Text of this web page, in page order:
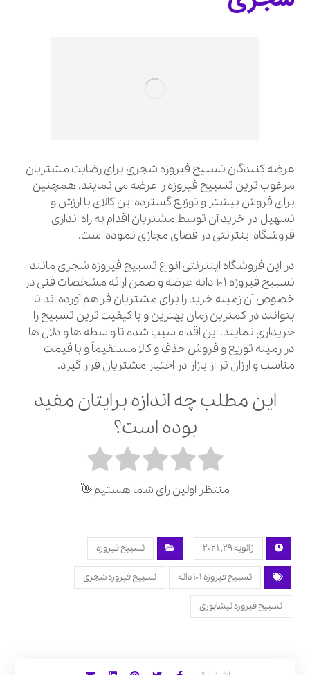
عرضه کنندگان تسبیح فیروزه شجری برای رضایت مشتریان
مرغوب ترین تسبیح فیروزه را عرضه می نمایند. همچنین
برای فروش بیشتر و توزیع گسترده این کالای با ارزش و
تسهیل در خرید آن توسط مشتریان اقدام به راه اندازی
فروشگاه اینترنتی در فضای مجازی نموده است.
در این فروشگاه اینترنتی انواع تسبیح فیروزه شجری مانند
تسبیح فیروزه 101 دانه عرضه و ضمن ارائه مشخصات فنی در
خصوص آن زمینه خرید را برای مشتریان فراهم آورده اند تا
بتوانند در کمترین زمان بهترین و با کیفیت ترین تسبیح را
خریداری نمایند. این اقدام سبب شده تا واسطه ها و دلال ها
در زمینه توزیع و فروش حذف و کالا مستقیماً و با قیمت
مناسب و ارزان تر از بازار در اختیار مشتریان قرار گیرد.
این مطلب چه اندازه برایتان مفید
بوده است؟
منتظر اولین رای شما هستیم 👋
ژانویه 29, 2021 تسبیح فیروزه
تسبیح فیروزه 101 دانه تسبیح فیروزه شجری
تسبیح فیروزه نیشابوری